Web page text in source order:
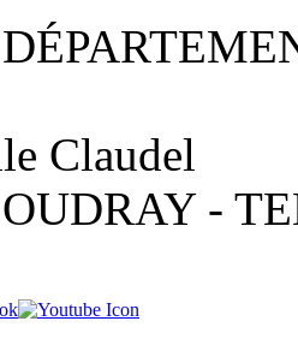
Claudel
-